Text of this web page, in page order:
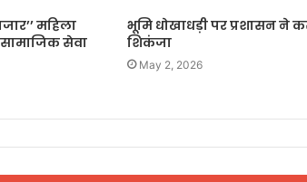
महिला
सेवा
भूमि धोखाधड़ी पर प्रशासन ने
शिकंजा
May 2, 2026